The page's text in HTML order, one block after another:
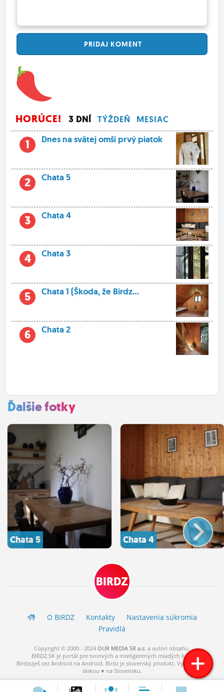
PRIDAJ KOMENT
HORÚCE! 3 DNÍ TÝŽDEŇ MESIAC
1 Dnes na svätej omši prvý piatok
2 Chata 5
3 Chata 4
4 Chata 3
5 Chata 1 (Škoda, že Birdz...
6 Chata 2
Ďalšie fotky
Chata 5 Chata 4
BIRDZ
O BIRDZ Kontakty
Nastavenia súkromia
Pravidlá
Copyright © 2000 - 2024 OUR MEDIA SR a.s. a autori obsahu.
BIRDZ.SK je portál pre tvorivých a inteligentných mladých ľudí.
Birdzuješ cez Android na Android. Birdz je slovenský produkt. Vytvorené s
láskou ♥ na Slovensku.